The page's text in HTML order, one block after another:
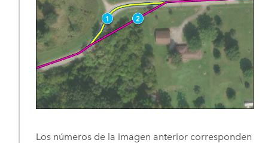
Los números de la imagen anterior corresponden